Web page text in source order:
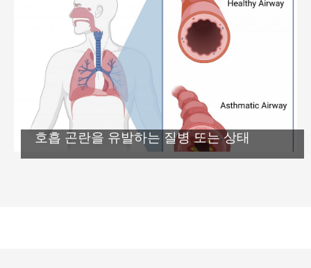
호흡 곤란을 유발하는 질병 또는 상태